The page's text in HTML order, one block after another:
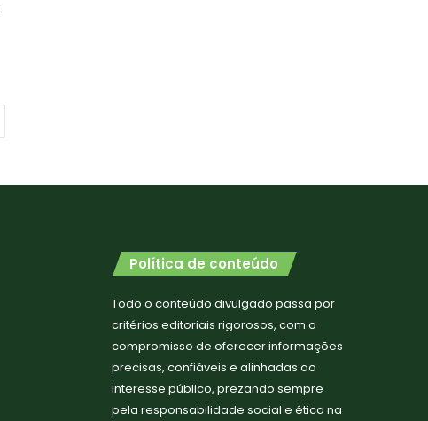
Política de conteúdo
Todo o conteúdo divulgado passa por
critérios editoriais rigorosos, com o
compromisso de oferecer informações
precisas, confiáveis e alinhadas ao
interesse público, prezando sempre
pela responsabilidade social e ética na